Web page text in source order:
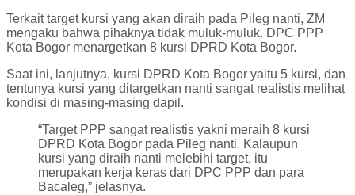
Terkait target kursi yang akan diraih pada Pileg nanti, ZM
mengaku bahwa pihaknya tidak muluk-muluk. DPC PPP
Kota Bogor menargetkan 8 kursi DPRD Kota Bogor.
Saat ini, lanjutnya, kursi DPRD Kota Bogor yaitu 5 kursi, dan
tentunya kursi yang ditargetkan nanti sangat realistis melihat
kondisi di masing-masing dapil.
“Target PPP sangat realistis yakni meraih 8 kursi
DPRD Kota Bogor pada Pileg nanti. Kalaupun
kursi yang diraih nanti melebihi target, itu
merupakan kerja keras dari DPC PPP dan para
Bacaleg,” jelasnya.